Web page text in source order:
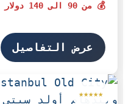
💰 من 90 الى 140 دولار
عرض التفاصيل
★★★★★